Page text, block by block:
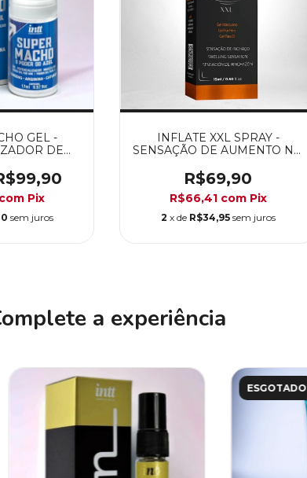
GEL -
DE
com Pix
sem juros
INFLATE XXL SPRAY -
SENSAÇÃO DE AUMENTO NO
R$69,90
R$66,41 com Pix
2 x de R$34,95 sem juros
a experiência
ESGOTADO